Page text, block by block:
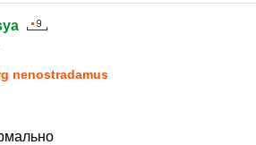
nenostradamus